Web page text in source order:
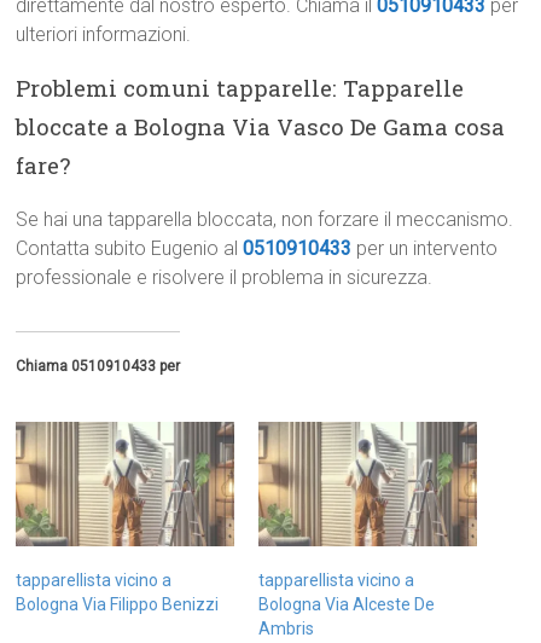
direttamente dal nostro esperto. Chiama il0510910433 per
ulteriori informazioni.
Problemi comuni tapparelle: Tapparelle
bloccate a Bologna Via Vasco De Gama cosa
fare?
Se hai una tapparella bloccata, non forzare il meccanismo.
Contatta subito Eugenio al0510910433 per un intervento
professionale e risolvere il problema in sicurezza.
Chiama 0510910433 per
tapparellista vicino a
Bologna Via Filippo Benizzi
tapparellista vicino a
Bologna Via Alceste De
Ambris